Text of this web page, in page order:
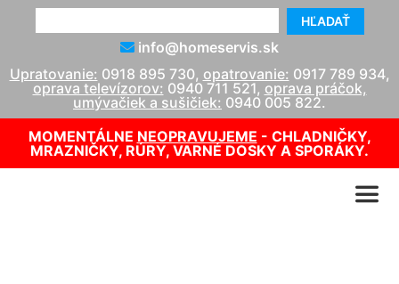
HĽADAŤ
info@homeservis.sk
Upratovanie: 0918 895 730, opatrovanie: 0917 789 934,
oprava televízorov: 0940 711 521, oprava práčok,
umývačiek a sušičiek: 0940 005 822.
MOMENTÁLNE NEOPRAVUJEME - CHLADNIČKY,
MRAZNIČKY, RÚRY, VARNÉ DOSKY A SPORÁKY.